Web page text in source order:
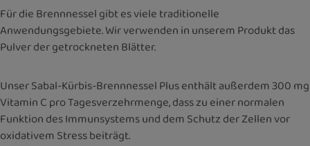
Für die Brennnessel gibt es viele traditionelle
Anwendungsgebiete. Wir verwenden in unserem Produkt das
Pulver der getrockneten Blätter.
Unser Sabal-Kürbis-Brennnessel Plus enthält außerdem 300 mg
Vitamin C pro Tagesverzehrmenge, dass zu einer normalen
Funktion des Immunsystems und dem Schutz der Zellen vor
oxidativem Stress beiträgt.